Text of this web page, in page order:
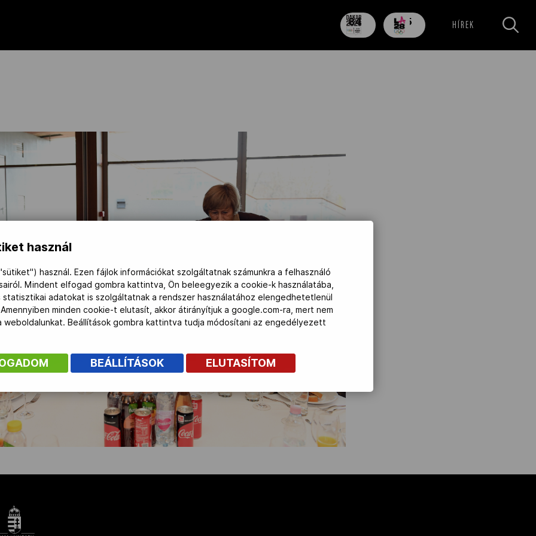
84
nap
705
nap HÍREK
használ
használ. Ezen fájlok információkat szolgáltatnak számunkra a felhasználó
Mindent elfogad gombra kattintva, Ön beleegyezik a cookie-k használatába,
statisztikai adatokat is szolgáltatnak a rendszer használatához elengedhetetlenül
minden cookie-t elutasít, akkor átirányítjuk a google.com-ra, mert nem
weboldalunkat. Beállítások gombra kattintva tudja módosítani az engedélyezett
BEÁLLÍTÁSOK ELUTASÍTOM